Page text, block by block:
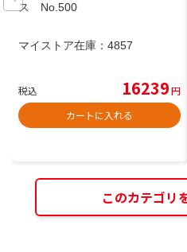
ス No.500
マイストア在庫： 4857
税込 16239円
カートに入れる
このカテゴリ